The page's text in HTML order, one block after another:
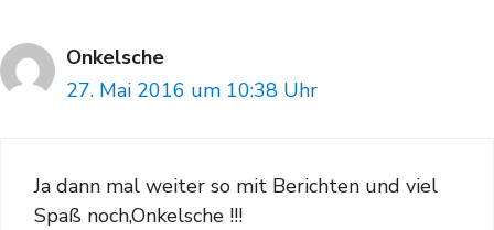
Onkelsche
27. Mai 2016 um 10:38 Uhr
Ja dann mal weiter so mit Berichten und viel
Spaß noch,Onkelsche !!!